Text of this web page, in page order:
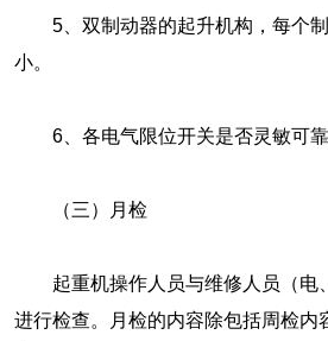
5、双制动器的起升机构，每个制
小。
6、各电气限位开关是否灵敏可靠
（三）月检
起重机操作人员与维修人员（电
进行检查。月检的内容除包括周检内